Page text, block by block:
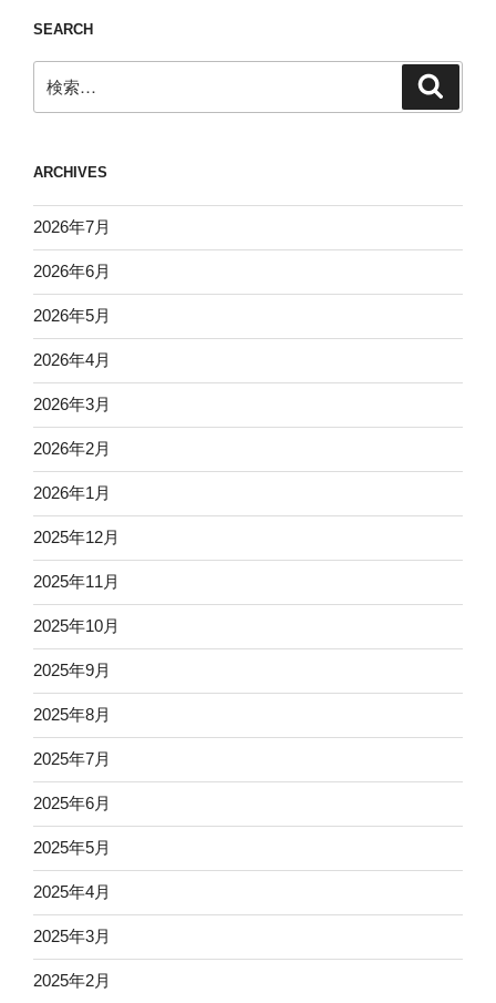
SEARCH
索:
ARCHIVES
2026年7月
2026年6月
2026年5月
2026年4月
2026年3月
2026年2月
2026年1月
2025年12月
2025年11月
2025年10月
2025年9月
2025年8月
2025年7月
2025年6月
2025年5月
2025年4月
2025年3月
2025年2月